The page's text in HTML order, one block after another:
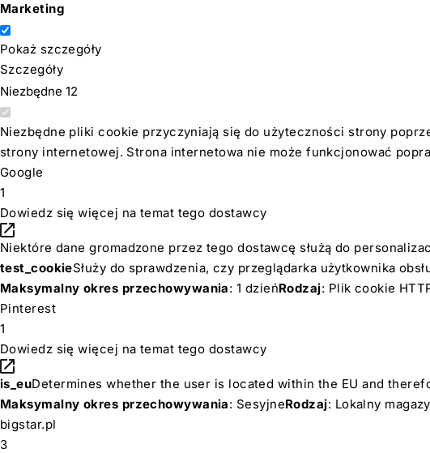
Marketing
Pokaż szczegóły
Szczegóły
Niezbędne 12
Niezbędne pliki cookie przyczyniają się do użyteczności strony
strony internetowej. Strona internetowa nie może funkcjonować
Google
1
Dowiedz się więcej na temat tego dostawcy
Niektóre dane gromadzone przez tego dostawcę służą do
test_cookieSłuży do sprawdzenia, czy przeglądarka użytkownika
Maksymalny okres przechowywania: 1 dzieńRodzaj: Plik cookie
Pinterest
1
Dowiedz się więcej na temat tego dostawcy
is_euDetermines whether the user is located within the EU and
Maksymalny okres przechowywania: SesyjneRodzaj: Lokalny
bigstar.pl
3